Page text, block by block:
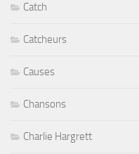
Catch
Catcheurs
Causes
Chansons
Charlie Hargrett